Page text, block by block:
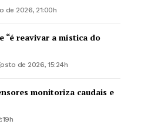
de 2026, 21:00h
reavivar a mística do
de 2026, 15:24h
monitoriza caudais e